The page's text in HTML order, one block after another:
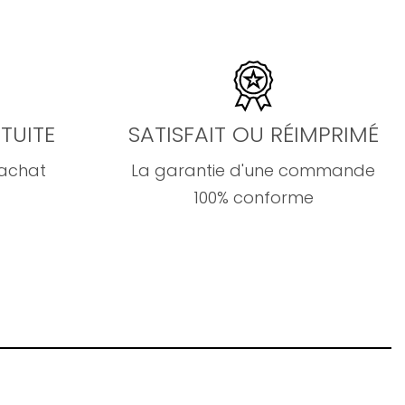
SATISFAIT OU RÉIMPRIMÉ
La garantie d'une commande
100% conforme